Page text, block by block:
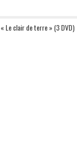
Le clair de terre » (3 DVD)